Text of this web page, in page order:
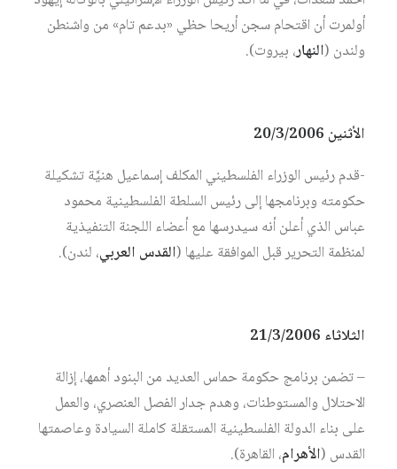
أولمرت أن اقتحام سجن أريحا حظي «بدعم تام» من واشنطن
ولندن (النهار، بيروت).
الأثنين 20/3/2006
-قدم رئيس الوزراء الفلسطيني المكلف إسماعيل هنيَّة تشكيلة
حكومته وبرنامجها إلى رئيس السلطة الفلسطينية محمود
عباس الذي أعلن أنه سيدرسها مع أعضاء اللجنة التنفيذية
لمنظمة التحرير قبل الموافقة عليها (القدس العربي، لندن).
الثلاثاء 21/3/2006
– تضمن برنامج حكومة حماس العديد من البنود أهمها، إزالة
الاحتلال والمستوطنات، وهدم جدار الفصل العنصري، والعمل
على بناء الدولة الفلسطينية المستقلة كاملة السيادة وعاصمتها
القدس (الأهرام، القاهرة).